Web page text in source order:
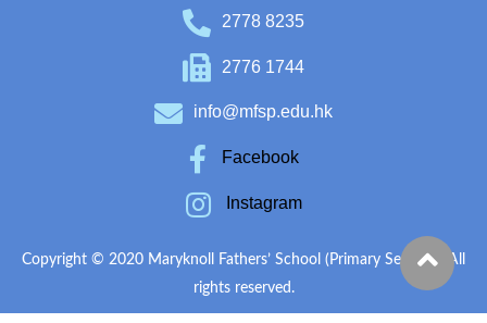
2778 8235
2776 1744
info@mfsp.edu.hk
Facebook
Instagram
Copyright © 2020 Maryknoll Fathers’ School (Primary Section). All
rights reserved.